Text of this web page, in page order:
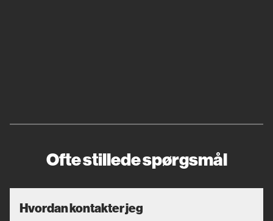
Ofte stillede spørgsmål
Hvordan kontakter jeg